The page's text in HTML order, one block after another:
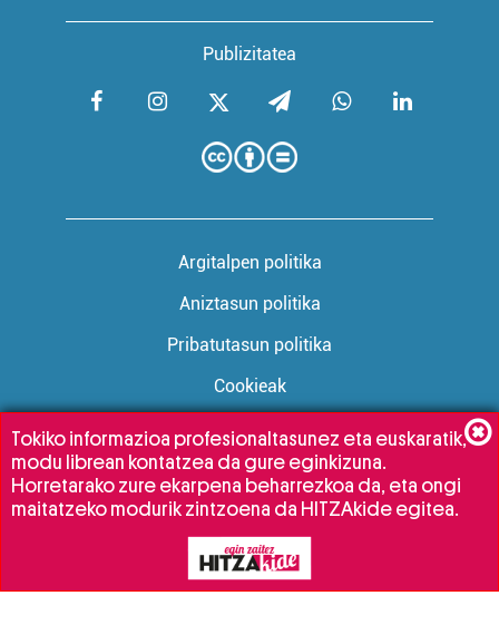
Publizitatea
Argitalpen politika
Aniztasun politika
Pribatutasun politika
Cookieak
Babesleak:
Tokiko informazioa profesionaltasunez eta euskaratik,
modu librean kontatzea da gure eginkizuna.
Horretarako zure ekarpena beharrezkoa da, eta ongi
maitatzeko modurik zintzoena da HITZAkide egitea.